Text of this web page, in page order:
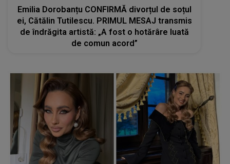
Emilia Dorobanțu CONFIRMĂ divorțul de soțul
ei, Cătălin Tutilescu. PRIMUL MESAJ transmis
de îndrăgita artistă: „A fost o hotărâre luată
de comun acord”